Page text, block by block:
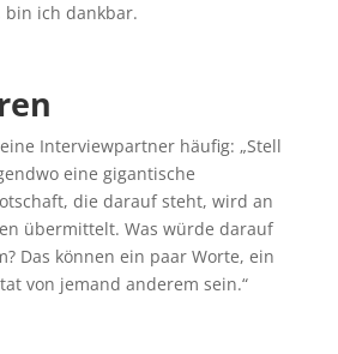
ich dankbar.
Interviewpartner häufig: „Stell
eine gigantische
die darauf steht, wird an
übermittelt. Was würde darauf
Das können ein paar Worte, ein
von jemand anderem sein.“